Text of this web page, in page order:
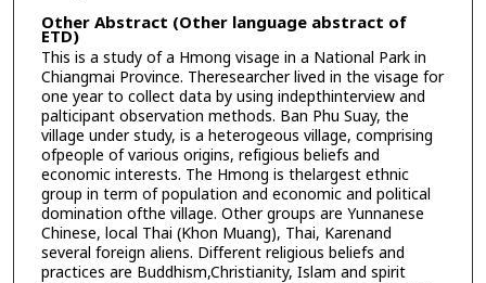
Other Abstract (Other language abstract of
ETD)
This is a study of a Hmong visage in a National Park in
Chiangmai Province. Theresearcher lived in the visage for
one year to collect data by using indepthinterview and
palticipant observation methods. Ban Phu Suay, the
village under study, is a heterogeous village, comprising
ofpeople of various origins, refigious beliefs and
economic interests. The Hmong is thelargest ethnic
group in term of population and economic and political
domination ofthe village. Other groups are Yunnanese
Chinese, local Thai (Khon Muang), Thai, Karenand
several foreign aliens. Different religious beliefs and
practices are Buddhism,Christianity, Islam and spirit